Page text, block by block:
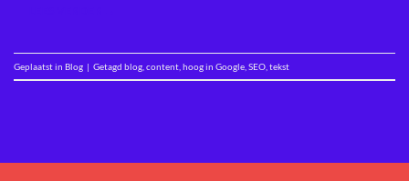
Geplaatst in Blog | Getagd blog content hoog in Google SEO tekst